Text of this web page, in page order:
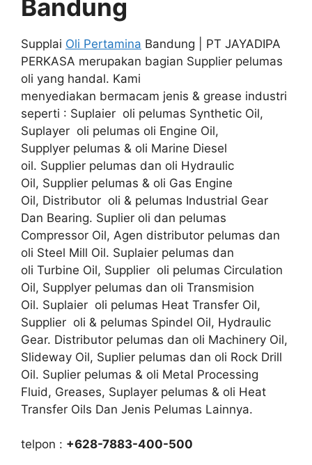
Bandung
Supplai Oli Pertamina Bandung | PT JAYADIPA
PERKASA merupakan bagian Supplier pelumas
oli yang handal. Kami
menyediakan bermacam jenis & grease industri
seperti : Suplaier oli pelumas Synthetic Oil,
Suplayer oli pelumas oli Engine Oil,
Supplyer pelumas & oli Marine Diesel
oil. Supplier pelumas dan oli Hydraulic
Oil, Supplier pelumas & oli Gas Engine
Oil, Distributor oli & pelumas Industrial Gear
Dan Bearing. Suplier oli dan pelumas
Compressor Oil, Agen distributor pelumas dan
oli Steel Mill Oil. Suplaier pelumas dan
oli Turbine Oil, Supplier oli pelumas Circulation
Oil, Supplyer pelumas dan oli Transmision
Oil. Suplaier oli pelumas Heat Transfer Oil,
Supplier oli & pelumas Spindel Oil, Hydraulic
Gear. Distributor pelumas dan oli Machinery Oil,
Slideway Oil, Suplier pelumas dan oli Rock Drill
Oil. Suplier pelumas & oli Metal Processing
Fluid, Greases, Suplayer pelumas & oli Heat
Transfer Oils Dan Jenis Pelumas Lainnya.
telpon : +628-7883-400-500